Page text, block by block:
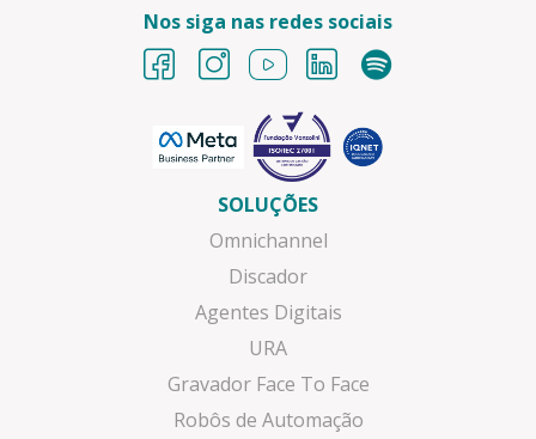
Nos siga nas redes sociais
SOLUÇÕES
Omnichannel
Discador
Agentes Digitais
URA
Gravador Face To Face
Robôs de Automação